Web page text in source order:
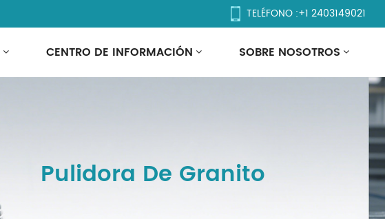
TELÉFONO :+1 2403149021
CENTRO DE INFORMACIÓN SOBRE NOSOTROS
Pulidora De Granito